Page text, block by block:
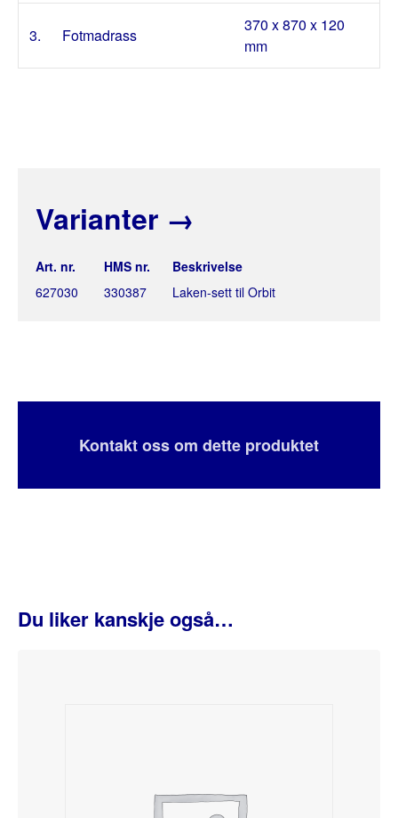
3. Fotmadrass
370 x 870 x 120
mm
Varianter →
Art. nr. HMS nr.
Beskrivelse
627030
330387 Laken-sett til Orbit
Kontakt oss om dette produktet
Du liker kanskje også…